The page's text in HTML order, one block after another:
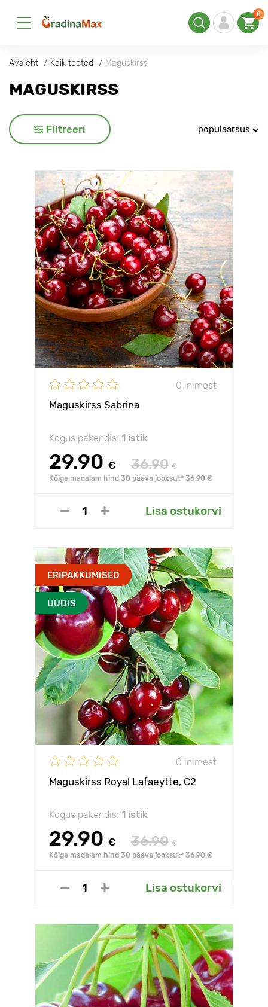
0
Avaleht Kõik tooted Maguskirss
MAGUSKIRSS
Filtreeri populaarsus
0 inimest
Maguskirss Sabrina
Kogus pakendis: 1 istik
29.90 € 36.90 €
Kõige madalam hind 30 päeva jooksul:* 36.90 €
Lisa ostukorvi
ERIPAKKUMISED
UUDIS
0 inimest
Maguskirss Royal Lafaeytte, C2
Kogus pakendis: 1 istik
29.90 € 36.90 €
Kõige madalam hind 30 päeva jooksul:* 36.90 €
Lisa ostukorvi